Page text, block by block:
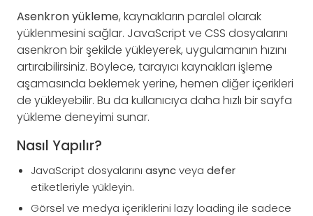
Asenkron yükleme, kaynakların paralel olarak
yüklenmesini sağlar. JavaScript ve CSS dosyalarını
asenkron bir şekilde yükleyerek, uygulamanın hızını
artırabilirsiniz. Böylece, tarayıcı kaynakları işleme
aşamasında beklemek yerine, hemen diğer içerikleri
de yükleyebilir. Bu da kullanıcıya daha hızlı bir sayfa
yükleme deneyimi sunar.
Nasıl Yapılır?
JavaScript dosyalarını asyncveya defer
etiketleriyle yükleyin.
Görsel ve medya içeriklerini lazy loading ile sadece